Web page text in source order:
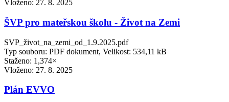
Vloženo: 27. 8. 2025
ŠVP pro mateřskou školu - Život na Zemi
SVP_život_na_zemi_od_1.9.2025.pdf
Typ souboru: PDF dokument, Velikost: 534,11 kB
Staženo: 1,374×
Vloženo: 27. 8. 2025
Plán EVVO